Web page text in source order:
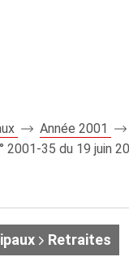
Année 2001
2001-35 du 19 juin
Retraites